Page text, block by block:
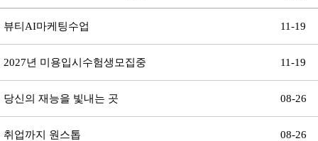
뷰티AI마케팅수업 11-19
2027년 미용입시수험생모집중 11-19
당신의 재능을 빛내는 곳 08-26
취업까지 원스톱 08-26